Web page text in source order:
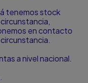
tenemos stock
en contacto
a nivel nacional.